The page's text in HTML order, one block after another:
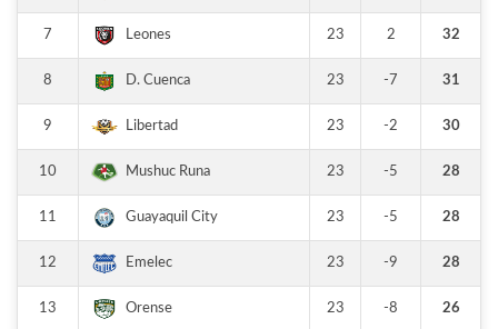
7 Leones 23 2 32
8 D. Cuenca 23 -7 31
9 Libertad 23 -2 30
10 Mushuc Runa 23 -5 28
11 Guayaquil City 23 -5 28
12 Emelec 23 -9 28
13 Orense 23 -8 26